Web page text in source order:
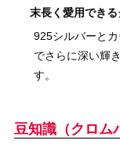
末長く愛用できる
925シルバーと
でさらに深い輝
す。
豆知識（クロム